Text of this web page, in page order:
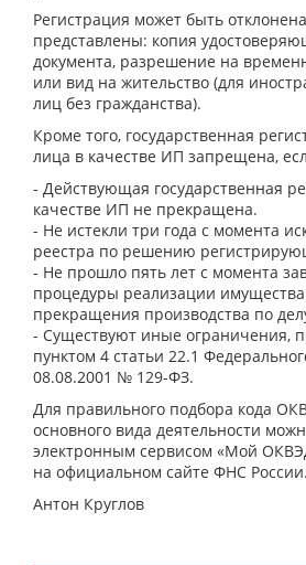
Регистрация может быть
представлены: копия
документа, разрешение на
или вид на жительство (для
лиц без гражданства).
Кроме того, государственная
лица в качестве ИП запрещена,
- Действующая государственная
качестве ИП не прекращена.
- Не истекли три года с момента
реестра по решению
- Не прошло пять лет с момента
процедуры реализации
прекращения производства по
- Существуют иные ограничения,
пунктом 4 статьи 22.1
08.08.2001 № 129-ФЗ.
Для правильного подбора кода
основного вида деятельности
электронным сервисом «Мой
на официальном сайте ФНС России.
Антон Круглов